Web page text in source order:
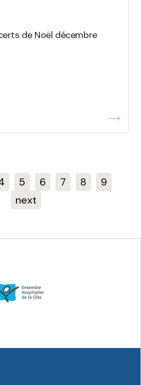
de Noël décembre
5 6 7 8
9
next